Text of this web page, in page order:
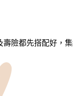
險都先搭配好，